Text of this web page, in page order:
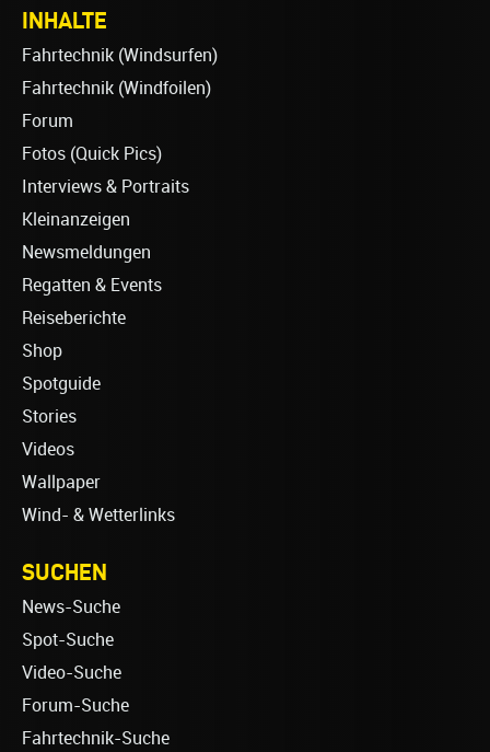
INHALTE
Fahrtechnik (Windsurfen)
Fahrtechnik (Windfoilen)
Forum
Fotos (Quick Pics)
Interviews & Portraits
Kleinanzeigen
Newsmeldungen
Regatten & Events
Reiseberichte
Shop
Spotguide
Stories
Videos
Wallpaper
Wind- & Wetterlinks
SUCHEN
News-Suche
Spot-Suche
Video-Suche
Forum-Suche
Fahrtechnik-Suche